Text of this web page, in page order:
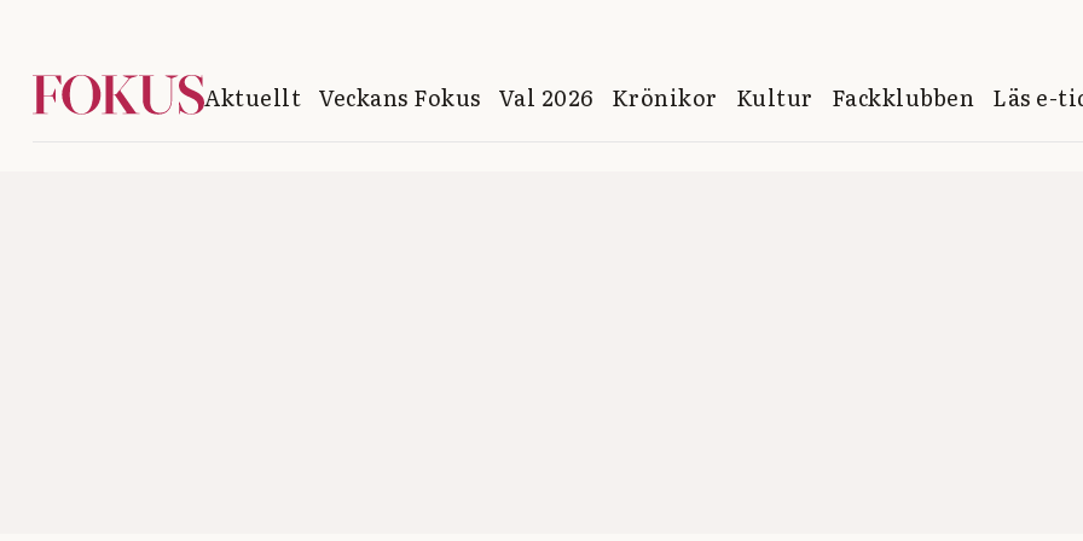
Aktuellt Veckans Fokus Val 2026 Krönikor Kultur Fackklubben Läs e-